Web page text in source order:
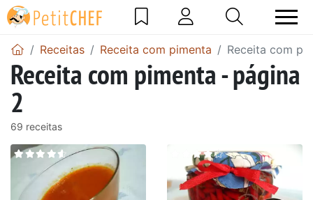
Receitas Receita com pimenta Receita com
Receita com pimenta - página
2
69 receitas